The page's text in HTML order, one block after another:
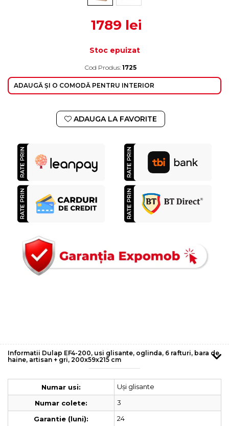
1789 lei
Stoc epuizat
Cod Produs: 1725
ADAUGĂ ȘI O COMODĂ PENTRU INTERIOR
ADAUGA LA FAVORITE
Informatii Dulap EF4-200, usi glisante, oglinda, 6 rafturi, bara de
haine, artisan + gri, 200x59x215 cm
Numar usi:
Uși glisante
Numar colete:
3
Garantie (luni):
24